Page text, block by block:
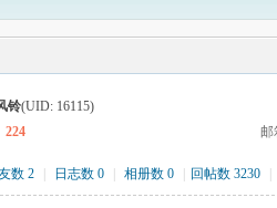
铃(UID: 16115)
224 邮
数 2 日志数 0 相册数 0 回帖数 3230